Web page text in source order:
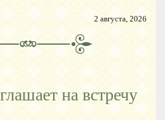
2 августа, 2026
на встречу